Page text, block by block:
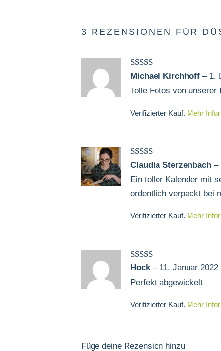
3 REZENSIONEN FÜR
Bewertet mit
Michael Kirchhoff– 1.
Tolle Fotos von unserer
Verifizierter Kauf. Mehr
Bewertet mit
Claudia Sterzenbach–
Ein toller Kalender mit
ordentlich verpackt bei
Verifizierter Kauf. Mehr
Bewertet mit
Hock– 11. Januar 2022
Perfekt abgewickelt
Verifizierter Kauf. Mehr
Füge deine Rezension hinzu